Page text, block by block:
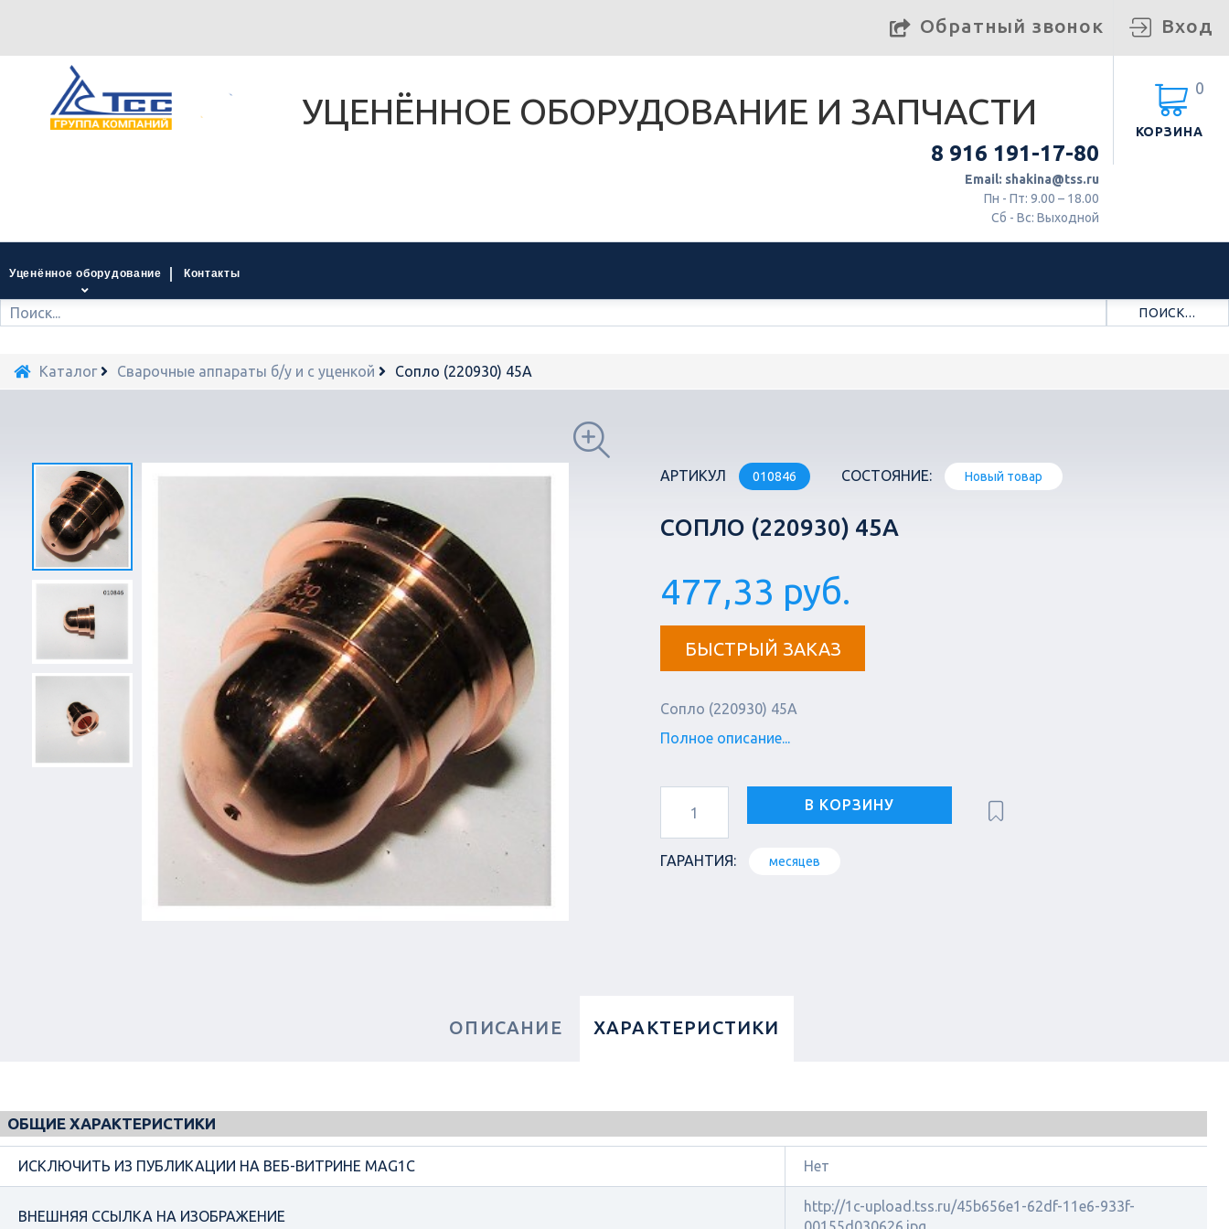
Вход
Обратный звонок
УЦЕНЁННОЕ ОБОРУДОВАНИЕ И ЗАПЧАСТИ КОРЗИНА
0
8 916 191-17-80
Email: shakina@tss.ru
Пн - Пт: 9.00 – 18.00
Сб - Вс: Выходной
Уценённое оборудование Контакты
ПОИСК...
Каталог Сварочные аппараты б/у и с уценкой Сопло (220930) 45A
АРТИКУЛ 010846 СОСТОЯНИЕ: Новый товар
СОПЛО (220930) 45A
477,33 руб.
БЫСТРЫЙ ЗАКАЗ
Сопло (220930) 45A
Полное описание...
В КОРЗИНУ
ГАРАНТИЯ: месяцев
ОПИСАНИЕ ХАРАКТЕРИСТИКИ
ОБЩИЕ ХАРАКТЕРИСТИКИ
ИСКЛЮЧИТЬ ИЗ ПУБЛИКАЦИИ НА ВЕБ-ВИТРИНЕ MAG1C Нет
ВНЕШНЯЯ ССЫЛКА НА ИЗОБРАЖЕНИЕ
http://1c-upload.tss.ru/45b656e1-62df-11e6-933f-